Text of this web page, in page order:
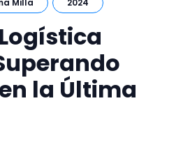
Milla 2024
la Última